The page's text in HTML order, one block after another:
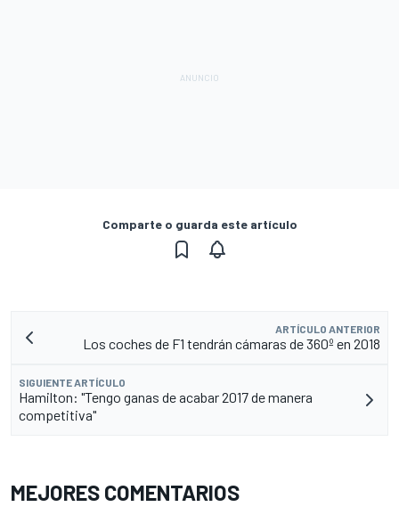
Comparte o guarda este artículo
ARTÍCULO ANTERIOR
Los coches de F1 tendrán cámaras de 360º en 2018
SIGUIENTE ARTÍCULO
Hamilton: "Tengo ganas de acabar 2017 de manera
competitiva"
MEJORES COMENTARIOS